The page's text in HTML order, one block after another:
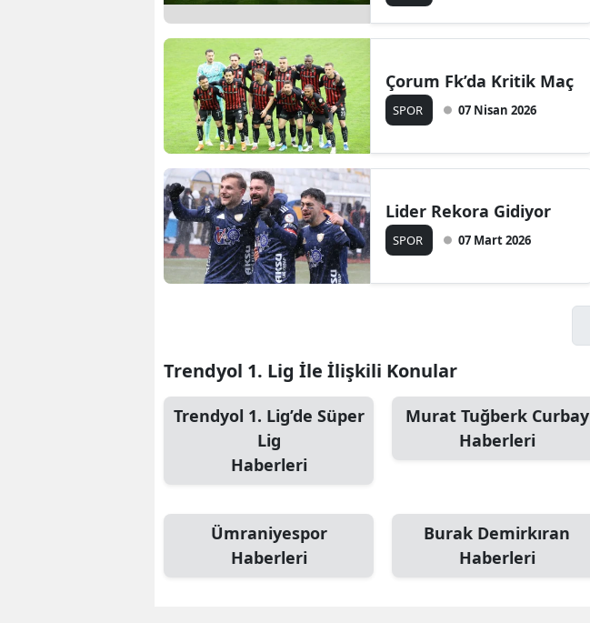
Çorum Fk’da Kritik Maç
SPOR 07 Nisan 2026
Lider Rekora Gidiyor
SPOR 07 Mart 2026
Trendyol 1. Lig İle İlişkili Konular
Trendyol 1. Lig’de Süper
Lig
Haberleri
Murat Tuğberk Curbay
Haberleri
Ümraniyespor
Haberleri
Burak Demirkıran
Haberleri